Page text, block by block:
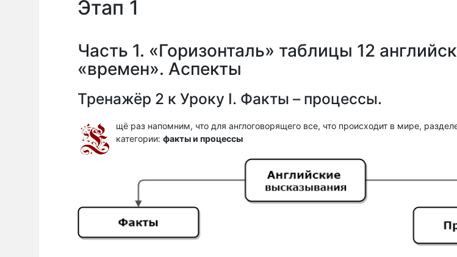
Этап 1
Часть 1. «Горизонталь» таблицы 12
«времен». Аспекты
Тренажёр 2 к Уроку I. Факты – процессы.
Е
щё раз напомним, что для англоговорящего все, что происходит в мире,
категории: факты и процессы